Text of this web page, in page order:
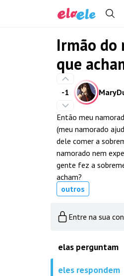
Irmão do
que
-1
Então meu
(meu namorado
dele comer a
namorado nem
gente fez a
acham?
outros
Entre na sua
elas perguntam
eles respondem